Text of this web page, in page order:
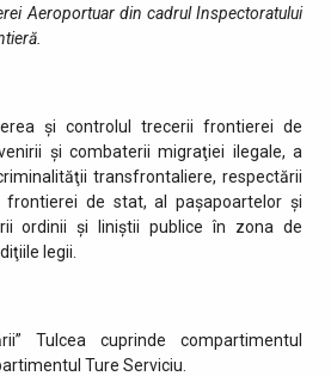
Aeroportuar din cadrul Inspectoratului
şi controlul trecerii frontierei de
şi combaterii migraţiei ilegale, a
transfrontaliere, respectării
frontierei de stat, al paşapoartelor şi
ordinii şi liniştii publice în zona de
legii.
Tulcea cuprinde compartimentul
Ture Serviciu.